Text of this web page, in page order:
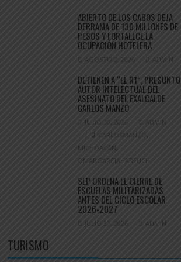
ABIERTO DE LOS CABOS DEJA
DERRAMA DE 130 MILLONES DE
PESOS Y FORTALECE LA
OCUPACIÓN HOTELERA
AGOSTO 2, 2026 ADMIN
DETIENEN A “EL R1”, PRESUNTO
AUTOR INTELECTUAL DEL
ASESINATO DEL EXALCALDE
CARLOS MANZO
JULIO 30, 2026
ADMIN
CARLOSMANZO ,
MICHOACAN ,
OMARGARCIAHARFUCH
SEP ORDENA EL CIERRE DE
ESCUELAS MILITARIZADAS
ANTES DEL CICLO ESCOLAR
2026-2027
JULIO 30, 2026 ADMIN
TURISMO